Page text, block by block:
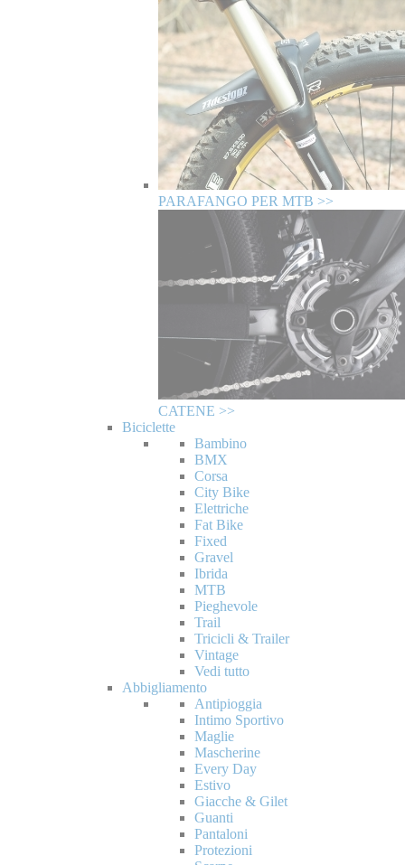
PARAFANGO PER MTB >>
CATENE >>
Biciclette
Bambino
BMX
Corsa
City Bike
Elettriche
Fat Bike
Fixed
Gravel
Ibrida
MTB
Pieghevole
Trail
Tricicli & Trailer
Vintage
Vedi tutto
Abbigliamento
Antipioggia
Intimo Sportivo
Maglie
Mascherine
Every Day
Estivo
Giacche & Gilet
Guanti
Pantaloni
Protezioni